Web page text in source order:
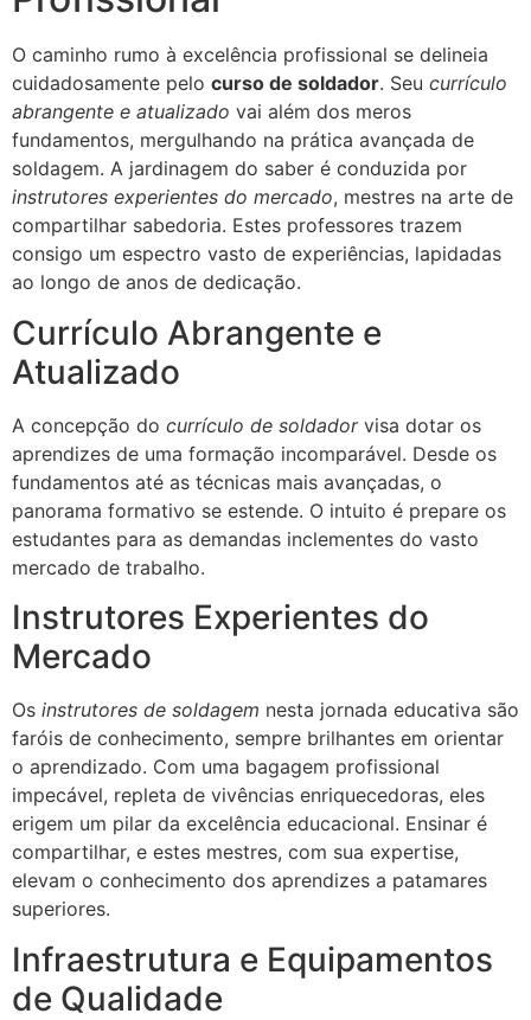
O caminho rumo à excelência profissional se delineia
cuidadosamente pelo curso de soldador. Seu currículo
abrangente e atualizado vai além dos meros
fundamentos, mergulhando na prática avançada de
soldagem. A jardinagem do saber é conduzida por
instrutores experientes do mercado, mestres na arte de
compartilhar sabedoria. Estes professores trazem
consigo um espectro vasto de experiências, lapidadas
ao longo de anos de dedicação.
Currículo Abrangente e
Atualizado
A concepção do currículo de soldadorvisa dotar os
aprendizes de uma formação incomparável. Desde os
fundamentos até as técnicas mais avançadas, o
panorama formativo se estende. O intuito é prepare os
estudantes para as demandas inclementes do vasto
mercado de trabalho.
Instrutores Experientes do
Mercado
Os instrutores de soldagem nesta jornada educativa são
faróis de conhecimento, sempre brilhantes em orientar
o aprendizado. Com uma bagagem profissional
impecável, repleta de vivências enriquecedoras, eles
erigem um pilar da excelência educacional. Ensinar é
compartilhar, e estes mestres, com sua expertise,
elevam o conhecimento dos aprendizes a patamares
superiores.
Infraestrutura e Equipamentos
de Qualidade